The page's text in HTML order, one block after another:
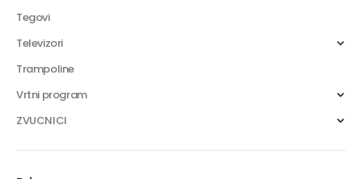
Tegovi
Televizori
Trampoline
Vrtni program
ZVUCNICI